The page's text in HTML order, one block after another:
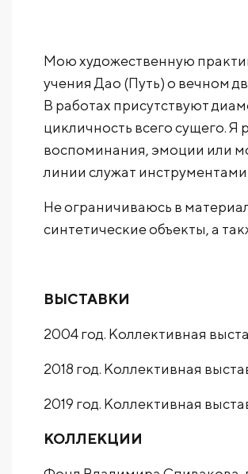
Мою художественную
учения Дао (Путь) о вечном
В работах присутствуют
цикличность всего сущего.
воспоминания, эмоции или
линии служат
Не ограничиваюсь в
синтетические объекты, а
ВЫСТАВКИ
2004 год. Коллективная
2018 год. Коллективная
2019 год. Коллективная
КОЛЛЕКЦИИ